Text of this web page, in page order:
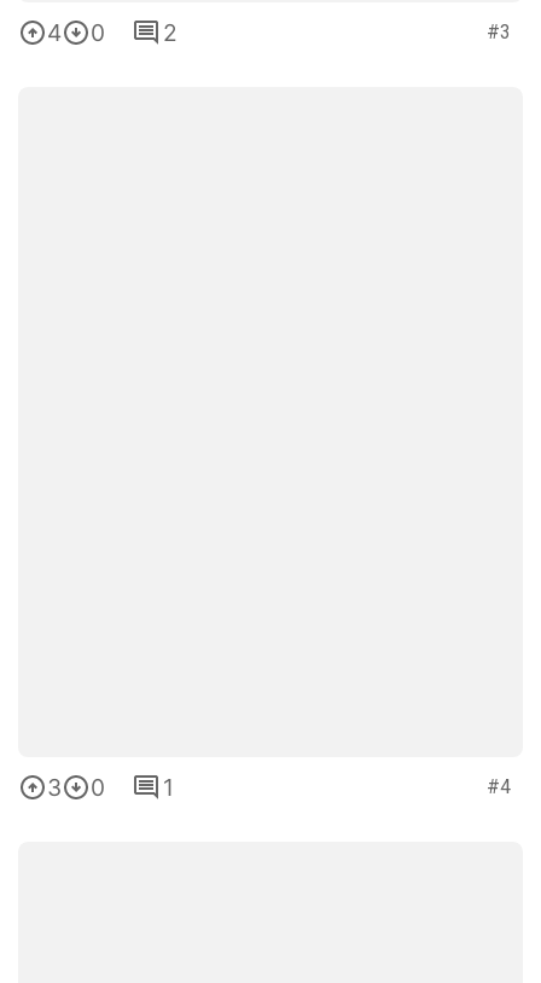
4 0 2 #3
3 0 1 #4